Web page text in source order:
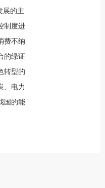
展的主
制度进
费不纳
的绿证
转型的
、电力
国的能